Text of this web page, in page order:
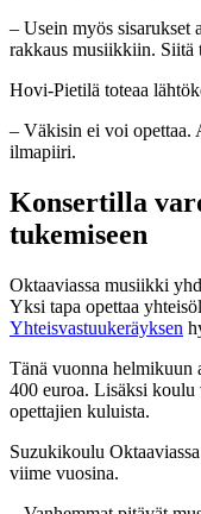
– Usein myös sisarukset
rakkaus musiikkiin. Siitä
Hovi-Pietilä toteaa
– Väkisin ei voi opettaa.
ilmapiiri.
Konsertilla
tukemiseen
Oktaaviassa musiikki
Yksi tapa opettaa
Yhteisvastuukeräyksen
Tänä vuonna helmikuun
400 euroa. Lisäksi koulu
opettajien kuluista.
Suzukikoulu
viime vuosina.